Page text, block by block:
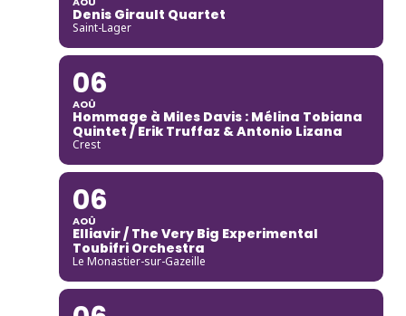
Denis Girault Quartet
Saint-Lager
06
AOÛ
Hommage à Miles Davis : Mélina Tobiana
Quintet / Erik Truffaz & Antonio Lizana
Crest
06
AOÛ
Elliavir / The Very Big Experimental
Toubifri Orchestra
Le Monastier-sur-Gazeille